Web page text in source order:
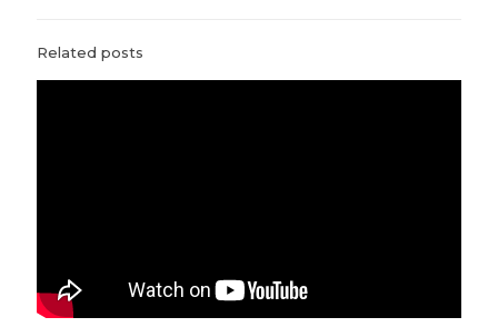
Related posts